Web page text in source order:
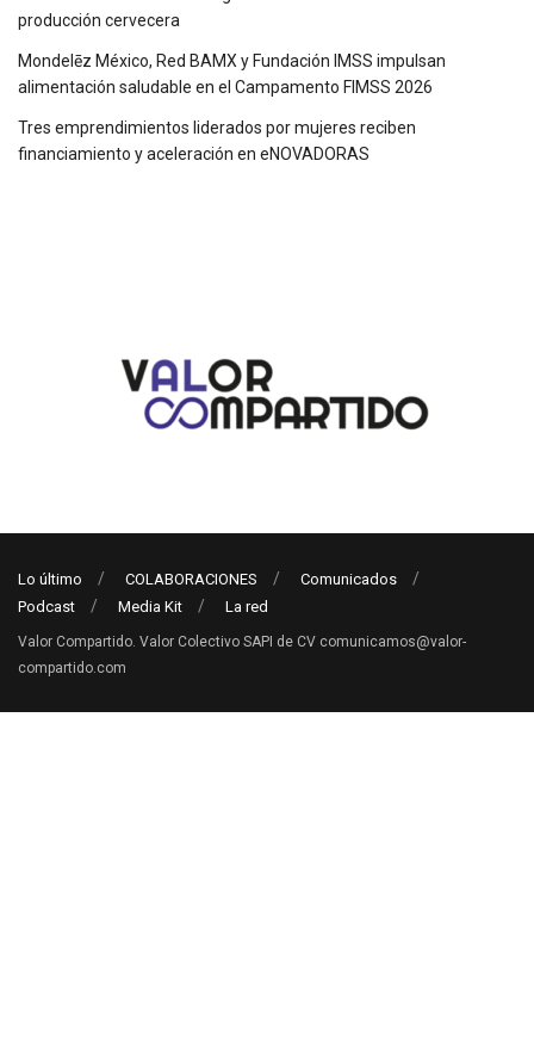
producción cervecera
Mondelēz México, Red BAMX y Fundación IMSS impulsan
alimentación saludable en el Campamento FIMSS 2026
Tres emprendimientos liderados por mujeres reciben
financiamiento y aceleración en eNOVADORAS
Lo último COLABORACIONES
Comunicados
Podcast
Media Kit La red
Valor Compartido. Valor Colectivo SAPI de CV comunicamos@valor-
compartido.com